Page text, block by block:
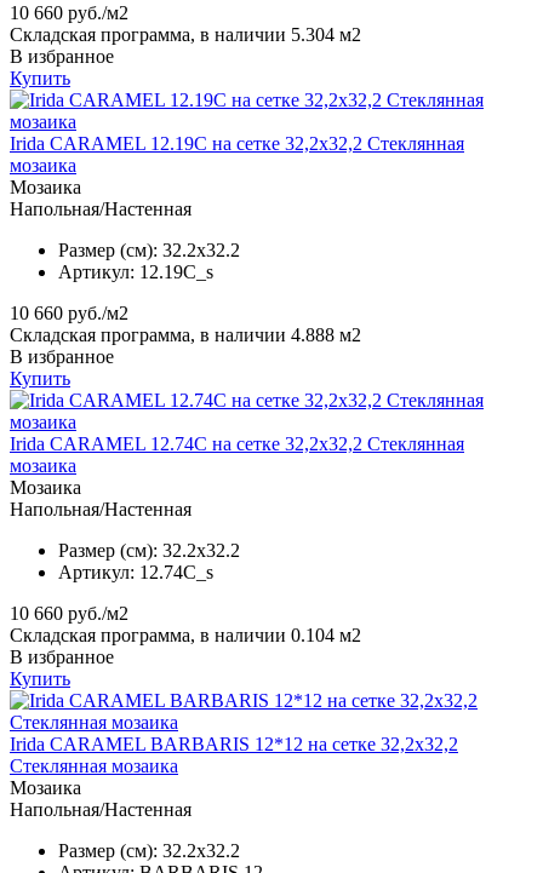
10 660 руб./м2
Складская программа, в наличии 5.304 м2
В избранное
Купить
Irida CARAMEL 12.19C на сетке 32,2x32,2 Стеклянная
мозаика
Мозаика
Напольная/Настенная
Размер (см): 32.2x32.2
Артикул: 12.19C_s
10 660 руб./м2
Складская программа, в наличии 4.888 м2
В избранное
Купить
Irida CARAMEL 12.74C на сетке 32,2x32,2 Стеклянная
мозаика
Мозаика
Напольная/Настенная
Размер (см): 32.2x32.2
Артикул: 12.74C_s
10 660 руб./м2
Складская программа, в наличии 0.104 м2
В избранное
Купить
Irida CARAMEL BARBARIS 12*12 на сетке 32,2x32,2
Стеклянная мозаика
Мозаика
Напольная/Настенная
Размер (см): 32.2x32.2